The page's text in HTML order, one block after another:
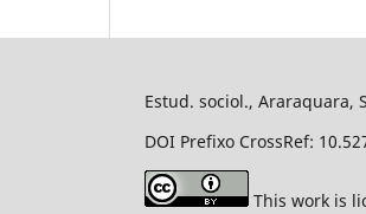
Estud. sociol., Araraquara,
DOI Prefixo CrossRef:
This work is